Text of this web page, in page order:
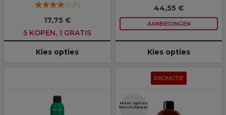
(7)
17,75 €
5 KOPEN, 1 GRATIS
Kies opties
44,55 €
AANBIEDINGEN
Kies opties
PROMOTIE
Meer opties
beschikbaar